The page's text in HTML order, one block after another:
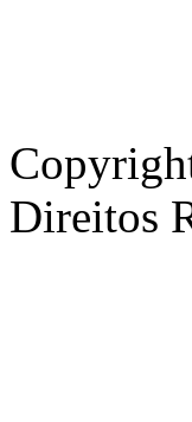
Direitos